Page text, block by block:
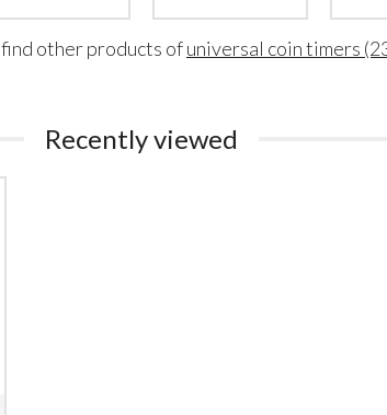
find other products ofuniversal coin timers
Recently viewed
375,00